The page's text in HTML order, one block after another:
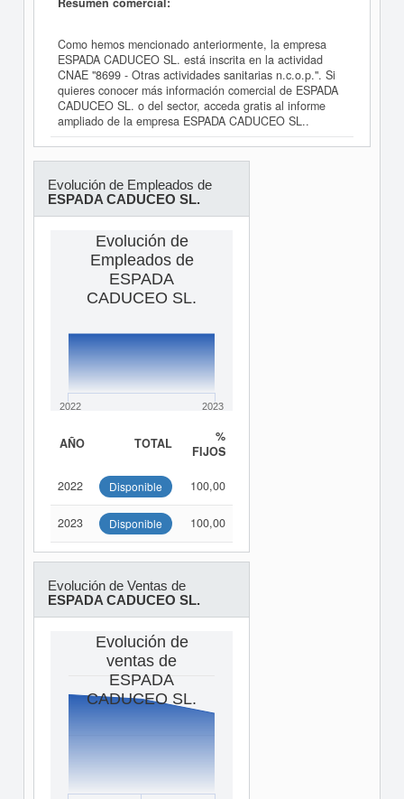
Como hemos mencionado anteriormente, la empresa
ESPADA CADUCEO SL. está inscrita en la actividad
CNAE "8699 - Otras actividades sanitarias n.c.o.p.". Si
quieres conocer más información comercial de ESPADA
CADUCEO SL. o del sector, acceda gratis al informe
ampliado de la empresa ESPADA CADUCEO SL..
Evolución de Empleados de
ESPADA CADUCEO SL.
Evolución de
Empleados de
ESPADA
CADUCEO SL.
2022 2023
AÑO TOTAL
%
FIJOS
2022 Disponible 100,00
2023 Disponible 100,00
Evolución de Ventas de
ESPADA CADUCEO SL.
Evolución de
ventas de
ESPADA
CADUCEO SL.